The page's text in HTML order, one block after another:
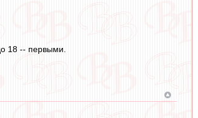
18 -- первыми.